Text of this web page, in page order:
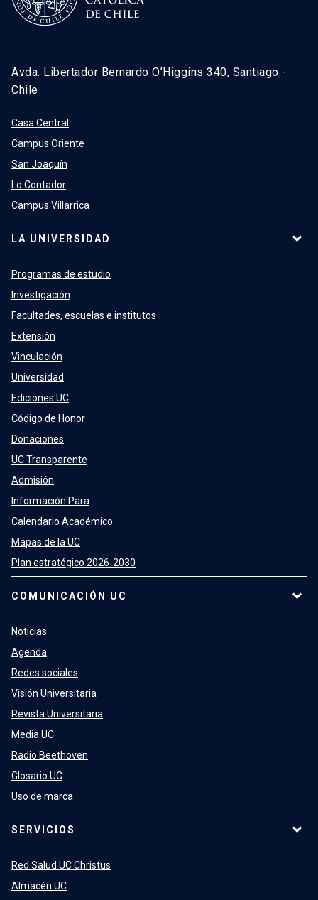
Avda. Libertador Bernardo O’Higgins 340, Santiago -
Chile
Casa Central
Campus Oriente
San Joaquín
Lo Contador
Campus Villarrica
LA UNIVERSIDAD
Programas de estudio
Investigación
Facultades, escuelas e institutos
Extensión
Vinculación
Universidad
Ediciones UC
Código de Honor
Donaciones
UC Transparente
Admisión
Información Para
Calendario Académico
Mapas de la UC
Plan estratégico 2026-2030
COMUNICACIÓN UC
Noticias
Agenda
Redes sociales
Visión Universitaria
Revista Universitaria
Media UC
Radio Beethoven
Glosario UC
Uso de marca
SERVICIOS
Red Salud UC Christus
Almacén UC